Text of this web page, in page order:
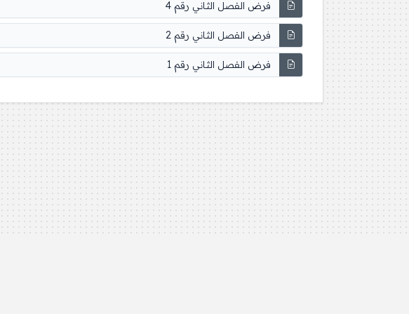
فرض الفصل الثاني رقم 4
فرض الفصل الثاني رقم 2
فرض الفصل الثاني رقم 1